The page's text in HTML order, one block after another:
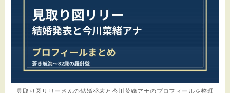
見取り図リリーさんの結婚発表と今川菜緒アナのプロフィールを整理